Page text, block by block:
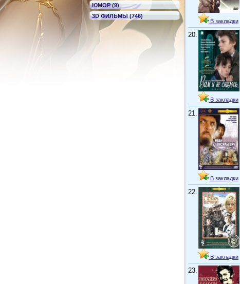
ЮМОР (9)
3D ФИЛЬМЫ (746)
В закладки
20.
В закладки
21.
В закладки
22.
В закладки
23.